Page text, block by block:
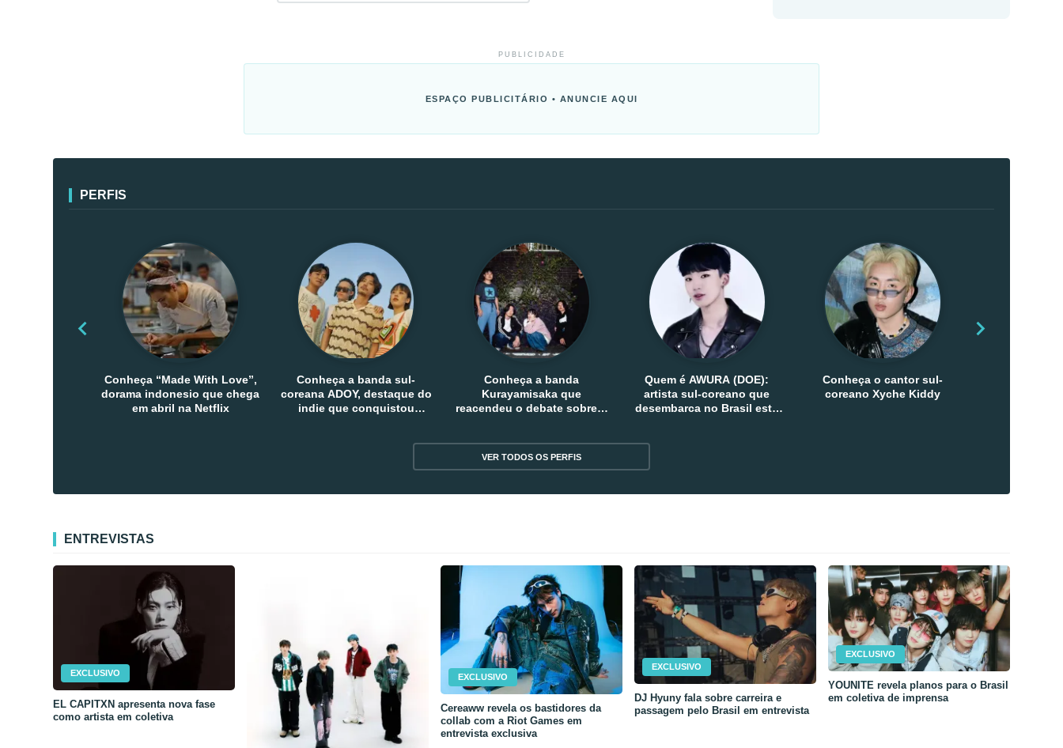
PUBLICIDADE
ESPAÇO PUBLICITÁRIO • ANUNCIE AQUI
PERFIS
Conheça “Made With Love”,
dorama indonesio que chega
em abril na Netflix
Conheça a banda sul-
coreana ADOY, destaque do
indie que conquistou
Conheça a banda
Kurayamisaka que
reacendeu o debate sobre o
Quem é AWURA (DOE):
artista sul-coreano que
desembarca no Brasil esta
Conheça o cantor sul-
coreano Xyche Kiddy
VER TODOS OS PERFIS
ENTREVISTAS
EXCLUSIVO
EL CAPITXN apresenta nova fase
como artista em coletiva
EXCLUSIVO
Cereaww revela os bastidores da
collab com a Riot Games em
entrevista exclusiva
EXCLUSIVO
DJ Hyuny fala sobre carreira e
passagem pelo Brasil em entrevista
EXCLUSIVO
YOUNITE revela planos para o Brasil
em coletiva de imprensa